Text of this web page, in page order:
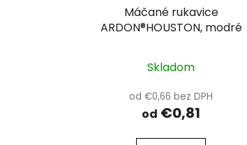
Máčané rukavice
ARDON®HOUSTON, modré
Skladom
od €0,66 bez DPH
od €0,81